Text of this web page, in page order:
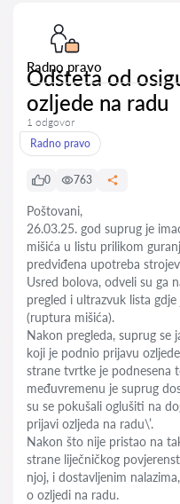
Radno pravo
Odšteta od
ozljede na radu
1 odgovor
Radno pravo
0 763
Poštovani,
26.03.25. god suprug je
mišića u listu prilikom
predviđena upotreba
Usred bolova, odveli su ga
pregled i ultrazvuk lista
(ruptura mišića).
Nakon pregleda, suprug se
koji je podnio prijavu
strane tvrtke je podnesena
međuvremenu je suprug
su se pokušali oglušiti na
prijavi ozljeda na radu\’.
Nakon što nije pristao na
strane liječničkog
njoj, i dostavljenim
o ozljedi na radu.